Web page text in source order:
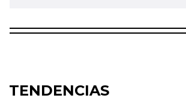
TENDENCIAS